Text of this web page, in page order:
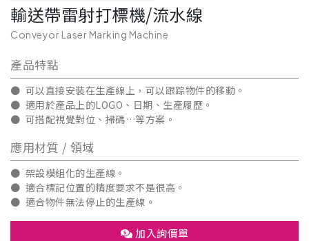
輸送帶雷射打標機/流水線
Conveyor Laser Marking Machine
產品特點
● 可以直接安裝在生產線上，可以跟踪物件的移動。
● 適用於產品上的LOGO、日期、生產履歷。
● 可搭配視覺對位、掃碼…等方案。
應用材質 / 領域
● 架設模組化的生產線。
● 適合標記位置的精度要求不是很高。
● 適合物件無法停止的生產線。
加入詢價單